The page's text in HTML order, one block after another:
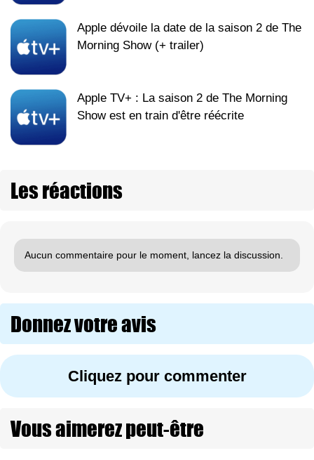
Apple dévoile la date de la saison 2 de The
Morning Show (+ trailer)
Apple TV+ : La saison 2 de The Morning
Show est en train d'être réécrite
Les réactions
Aucun commentaire pour le moment, lancez la discussion.
Donnez votre avis
Cliquez pour commenter
Vous aimerez peut-être